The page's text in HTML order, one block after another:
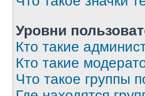
Уровни
Кто такие
Кто такие
Что такое группы